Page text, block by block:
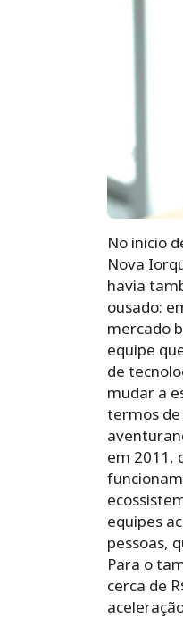
No início
Nova
havia
ousado:
mercado
equipe
de
mudar a
termos de
em 2011,
equipes
pessoas,
Para o
cerca de